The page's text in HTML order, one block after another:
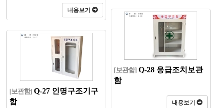
내용보기
[보관함] Q-28 응급조치보관
함
내용보기
[보관함] Q-27 인명구조기구
함